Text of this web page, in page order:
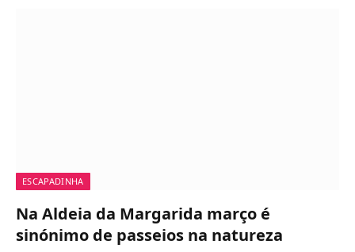
ESCAPADINHA
Na Aldeia da Margarida março é
sinónimo de passeios na natureza